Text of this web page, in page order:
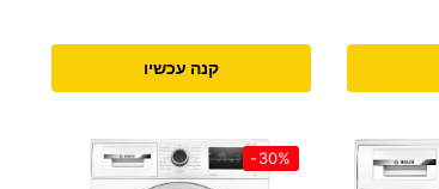
קנה עכשיו
-30%